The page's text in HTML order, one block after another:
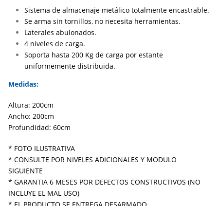
Sistema de almacenaje metálico totalmente encastrable.
Se arma sin tornillos, no necesita herramientas.
Laterales abulonados.
4 niveles de carga.
Soporta hasta 200 Kg de carga por estante
uniformemente distribuida.
Medidas:
Altura: 200cm
Ancho: 200cm
Profundidad: 60cm
* FOTO ILUSTRATIVA
* CONSULTE POR NIVELES ADICIONALES Y MODULO
SIGUIENTE
* GARANTIA 6 MESES POR DEFECTOS CONSTRUCTIVOS (NO
INCLUYE EL MAL USO)
* EL PRODUCTO SE ENTREGA DESARMADO